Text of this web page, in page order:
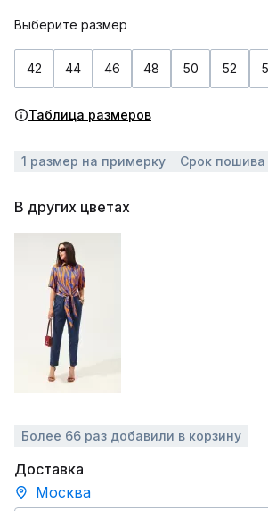
Выберите размер
42 44 46 48 50 52
Таблица размеров
1 размер на примерку Срок
В других цветах
Более 66 раз добавили в корзину
Доставка
Москва